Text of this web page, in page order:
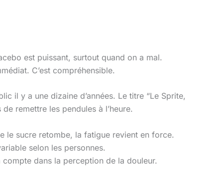
est puissant, surtout quand on a mal.
C’est compréhensible.
il y a une dizaine d’années. Le titre “Le Sprite,
remettre les pendules à l’heure.
le sucre retombe, la fatigue revient en force.
selon les personnes.
dans la perception de la douleur.